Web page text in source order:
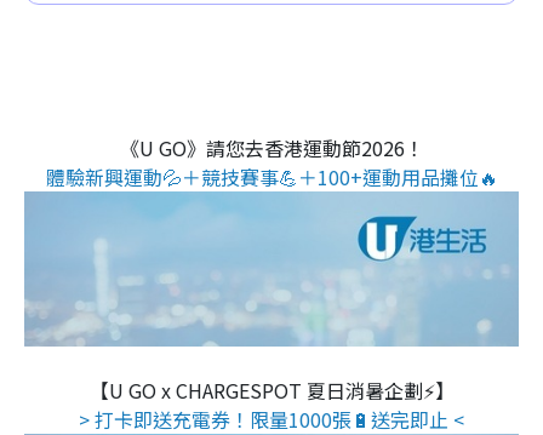
《U GO》請您去香港運動節2026！
體驗新興運動💦＋競技賽事💪＋100+運動用品攤位🔥
【U GO x CHARGESPOT 夏日消暑企劃⚡】
> 打卡即送充電券！限量1000張🔋送完即止 <